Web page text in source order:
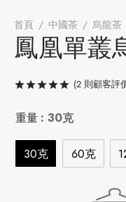
首頁 / 中國茶 / 烏龍茶
鳳凰單叢
評分/ 5，
(2 則顧客評
重量 : 30克
30克 60克
分類
分類
因含量分類
分類
分類
周邊